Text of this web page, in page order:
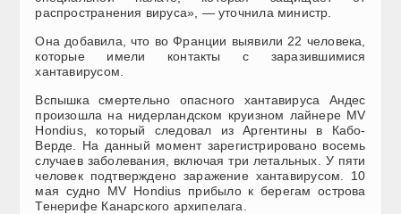
распространения вируса», — уточнила министр.
Она добавила, что во Франции выявили 22 человека,
которые имели контакты с заразившимися
хантавирусом.
Вспышка смертельно опасного хантавируса Андес
произошла на нидерландском круизном лайнере MV
Hondius, который следовал из Аргентины в Кабо-
Верде. На данный момент зарегистрировано восемь
случаев заболевания, включая три летальных. У пяти
человек подтверждено заражение хантавирусом. 10
мая судно MV Hondius прибыло к берегам острова
Тенерифе Канарского архипелага.